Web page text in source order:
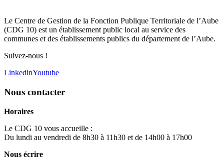
Le Centre de Gestion de la Fonction Publique Territoriale de l’Aube
(CDG 10) est un établissement public local au service des
communes et des établissements publics du département de l’Aube.
Suivez-nous !
LinkedinYoutube
Nous contacter
Horaires
Le CDG 10 vous accueille :
Du lundi au vendredi de 8h30 à 11h30 et de 14h00 à 17h00
Nous écrire